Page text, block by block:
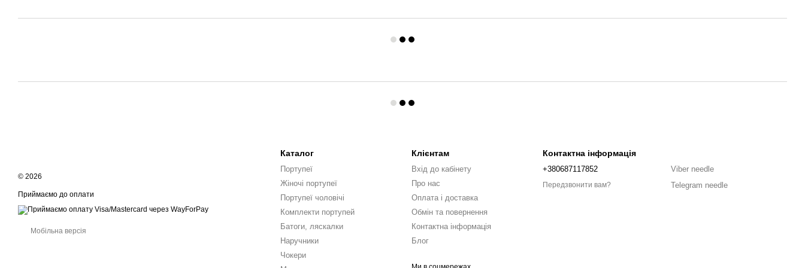
© 2026
Приймаємо до оплати
Мобільна версія
Каталог
Портупеї
Жіночі портупеї
Портупеї чоловічі
Комплекти портупей
Батоги, ляскалки
Наручники
Чокери
Клієнтам
Вхід до кабінету
Про нас
Оплата і доставка
Обмін та повернення
Контактна інформація
Блог
Контактна інформація
+380687117852
Передзвонити вам?
Viber needle
Telegram needle